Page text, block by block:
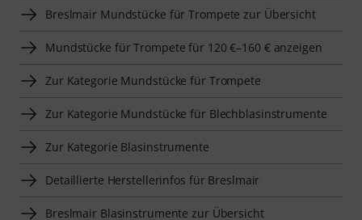
Breslmair Mundstücke für Trompete zur Übersicht
Mundstücke für Trompete für 120 €–160 € anzeigen
Zur Kategorie Mundstücke für Trompete
Zur Kategorie Mundstücke für Blechblasinstrumente
Zur Kategorie Blasinstrumente
Detaillierte Herstellerinfos für Breslmair
Breslmair Blasinstrumente zur Übersicht